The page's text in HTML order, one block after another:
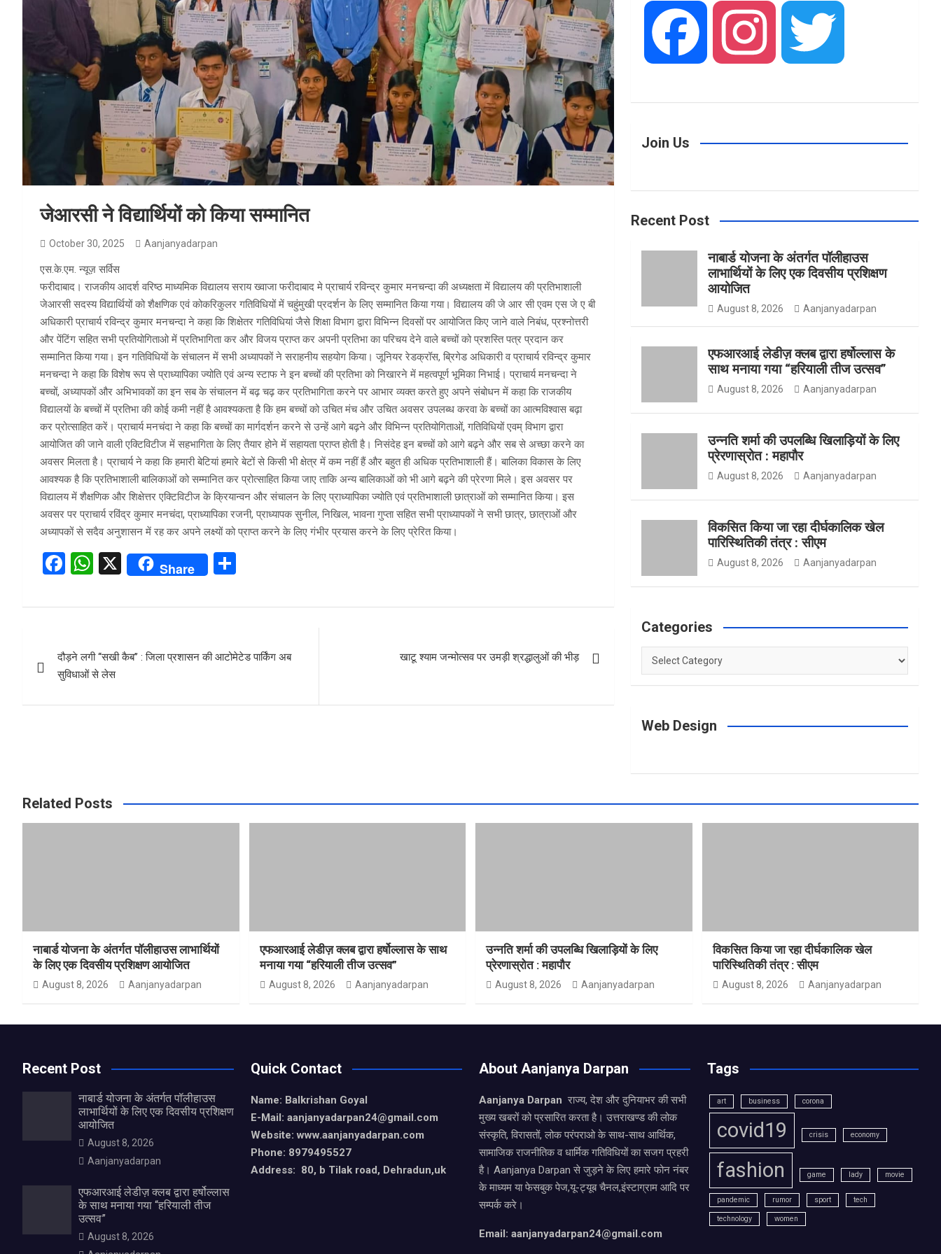
जेआरसी ने विद्यार्थियों को किया सम्मानित
October 30, 2025 Aanjanyadarpan
एस.के.एम. न्यूज़ सर्विस
फरीदाबाद। राजकीय आदर्श वरिष्ठ माध्यमिक विद्यालय सराय ख्वाजा फरीदाबाद मे प्राचार्य रविन्द्र कुमार मनचन्दा की अध्यक्षता में विद्यालय की प्रतिभाशाली
जेआरसी सदस्य विद्यार्थियों को शैक्षणिक एवं कोकरिकुलर गतिविधियों में चहुंमुखी प्रदर्शन के लिए सम्मानित किया गया। विद्यालय की जे आर सी एवम एस जे ए बी
अधिकारी प्राचार्य रविन्द्र कुमार मनचन्दा ने कहा कि शिक्षेतर गतिविधियां जैसे शिक्षा विभाग द्वारा विभिन्न दिवसों पर आयोजित किए जाने वाले निबंध, प्रश्नोत्तरी
और पेंटिंग सहित सभी प्रतियोगिताओ में प्रतिभागिता कर और विजय प्राप्त कर अपनी प्रतिभा का परिचय देने वाले बच्चों को प्रशस्ति पत्र प्रदान कर
सम्मानित किया गया। इन गतिविधियों के संचालन में सभी अध्यापकों ने सराहनीय सहयोग किया। जूनियर रेडक्रॉस, ब्रिगेड अधिकारी व प्राचार्य रविन्द्र कुमार
मनचन्दा ने कहा कि विशेष रूप से प्राध्यापिका ज्योति एवं अन्य स्टाफ ने इन बच्चों की प्रतिभा को निखारने में महत्वपूर्ण भूमिका निभाई। प्राचार्य मनचन्दा ने
बच्चों, अध्यापकों और अभिभावकों का इन सब के संचालन में बढ़ चढ़ कर प्रतिभागिता करने पर आभार व्यक्त करते हुए अपने संबोधन में कहा कि राजकीय
विद्यालयों के बच्चों में प्रतिभा की कोई कमी नहीं है आवश्यकता है कि हम बच्चों को उचित मंच और उचित अवसर उपलब्ध करवा के बच्चों का आत्मविश्वास बढ़ा
कर प्रोत्साहित करें। प्राचार्य मनचंदा ने कहा कि बच्चों का मार्गदर्शन करने से उन्हें आगे बढ़ने और विभिन्न प्रतियोगिताओं, गतिविधियों एवम् विभाग द्वारा
आयोजित की जाने वाली एक्टिविटीज में सहभागिता के लिए तैयार होने में सहायता प्राप्त होती है। निसंदेह इन बच्चों को आगे बढ़ने और सब से अच्छा करने का
अवसर मिलता है। प्राचार्य ने कहा कि हमारी बेटियां हमारे बेटों से किसी भी क्षेत्र में कम नहीं हैं और बहुत ही अधिक प्रतिभाशाली हैं। बालिका विकास के लिए
आवश्यक है कि प्रतिभाशाली बालिकाओं को सम्मानित कर प्रोत्साहित किया जाए ताकि अन्य बालिकाओं को भी आगे बढ़ने की प्रेरणा मिले। इस अवसर पर
विद्यालय में शैक्षणिक और शिक्षेत्तर एक्टिविटीज के क्रियान्वन और संचालन के लिए प्राध्यापिका ज्योति एवं प्रतिभाशाली छात्राओं को सम्मानित किया। इस
अवसर पर प्राचार्य रविंद्र कुमार मनचंदा, प्राध्यापिका रजनी, प्राध्यापक सुनील, निखिल, भावना गुप्ता सहित सभी प्राध्यापकों ने सभी छात्र, छात्राओं और
अध्यापकों से सदैव अनुशासन में रह कर अपने लक्ष्यों को प्राप्त करने के लिए गंभीर प्रयास करने के लिए प्रेरित किया।
F
ce
o
o
k
W
at
A
p
p
X Share
ar
navigation
दौड़ने लगी ‘‘सखी कैब’’ : जिला प्रशासन की आटोमेटेड पार्किंग अब
सुविधाओं से लेस
खाटू श्याम जन्मोत्सव पर उमड़ी श्रद्धालुओं की भीड़
e
b
o
o
k
t
g
r
a
m
t
e
r
Join Us
Recent Post
नाबार्ड योजना के अंतर्गत पॉलीहाउस
लाभार्थियों के लिए एक दिवसीय प्रशिक्षण
आयोजित
August 8, 2026 Aanjanyadarpan
एफआरआई लेडीज़ क्लब द्वारा हर्षोल्लास के
साथ मनाया गया “हरियाली तीज उत्सव”
August 8, 2026 Aanjanyadarpan
उन्नति शर्मा की उपलब्धि खिलाड़ियों के लिए
प्रेरणास्रोत : महापौर
August 8, 2026 Aanjanyadarpan
विकसित किया जा रहा दीर्घकालिक खेल
पारिस्थितिकी तंत्र : सीएम
August 8, 2026 Aanjanyadarpan
Categories
Categories
Web Design
Related Posts
नाबार्ड योजना के अंतर्गत पॉलीहाउस लाभार्थियों
के लिए एक दिवसीय प्रशिक्षण आयोजित
August 8, 2026 Aanjanyadarpan
एफआरआई लेडीज़ क्लब द्वारा हर्षोल्लास के साथ
मनाया गया “हरियाली तीज उत्सव”
August 8, 2026 Aanjanyadarpan
उन्नति शर्मा की उपलब्धि खिलाड़ियों के लिए
प्रेरणास्रोत : महापौर
August 8, 2026 Aanjanyadarpan
विकसित किया जा रहा दीर्घकालिक खेल
पारिस्थितिकी तंत्र : सीएम
August 8, 2026 Aanjanyadarpan
Recent Post
नाबार्ड योजना के अंतर्गत पॉलीहाउस
लाभार्थियों के लिए एक दिवसीय प्रशिक्षण
आयोजित
August 8, 2026
Aanjanyadarpan
एफआरआई लेडीज़ क्लब द्वारा हर्षोल्लास
के साथ मनाया गया “हरियाली तीज
उत्सव”
August 8, 2026
Quick Contact
Name: Balkrishan Goyal
E-Mail: aanjanyadarpan24@gmail.com
Website: www.aanjanyadarpan.com
Phone: 8979495527
Address: 80, b Tilak road, Dehradun,uk
About Aanjanya Darpan
Aanjanya Darpan राज्य, देश और दुनियाभर की सभी
मुख्य खबरों को प्रसारित करता है। उत्तराखण्ड की लोक
संस्कृति, विरासतों, लोक परंपराओ के साथ-साथ आर्थिक,
सामाजिक राजनीतिक व धार्मिक गतिविधियों का सजग प्रहरी
है। Aanjanya Darpan से जुड़ने के लिए हमारे फोन नंबर
के माध्यम या फेसबुक पेज,यू-ट्यूब चैनल,इंस्टाग्राम आदि पर
सम्पर्क करे।
Email: aanjanyadarpan24@gmail.com
Tags
art business corona
covid19 crisis economy
fashion game lady movie
pandemic rumor sport tech
technology women